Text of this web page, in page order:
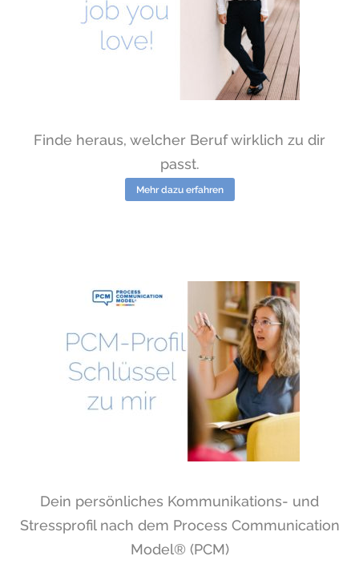
Finde heraus, welcher Beruf wirklich zu dir
passt.
Mehr dazu erfahren
Dein persönliches Kommunikations- und
Stressprofil nach dem Process Communication
Model® (PCM)